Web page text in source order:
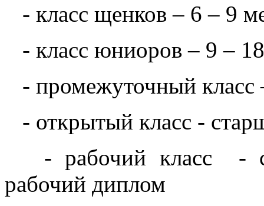
- класс щенков – 6 – 9
- класс юниоров – 9 –
- промежуточный класс
- открытый класс -
- рабочий класс -
рабочий диплом